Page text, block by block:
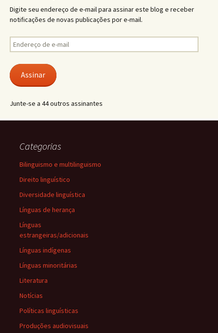
Digite seu endereço de e-mail para assinar este blog e receber
notificações de novas publicações por e-mail.
Endereço
de
mail Assinar
Junte-se a 44 outros assinantes
Categorias
Bilinguismo e multilinguismo
Direito linguístico
Diversidade linguística
Línguas de herança
Línguas
estrangeiras/adicionais
Línguas indígenas
Línguas minoritárias
Literatura
Notícias
Políticas linguísticas
Produções audiovisuais